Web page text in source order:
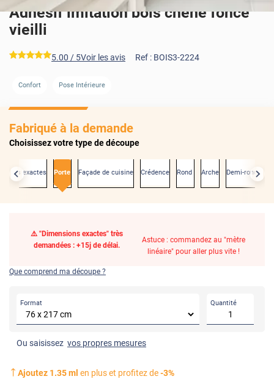
Adhésif imitation bois chêne foncé
vieilli
*****
5.00 / 5Voir les avis Ref : BOIS3-2224
Confort Pose Intérieure
Fabriqué à la demande
Choisissez votre type de découpe
exactes Porte Façade de cuisine Crédence Rond Arche Demi-rond
⚠️ "Dimensions exactes" très
demandées : +15j de délai.
Astuce : commandez au "mètre
linéaire" pour aller plus vite !
Que comprend ma découpe ?
Format Quantité
Ou saisissez vos propres mesures
Ajoutez 1.35ml en plus et profitez de-3%